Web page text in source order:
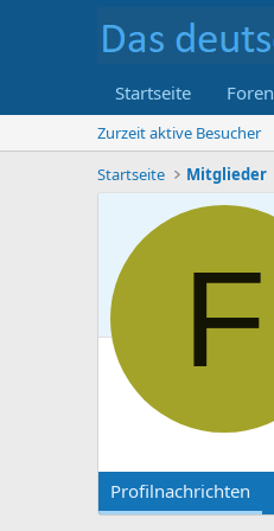
Startseite Foren
Zurzeit aktive Besucher
Startseite
Mitglieder
F
Profilnachrichten